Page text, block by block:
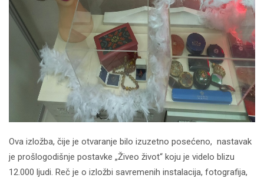
Ova izložba, čije je otvaranje bilo izuzetno posećeno, nastavak
je prošlogodišnje postavke „Živeo život“ koju je videlo blizu
12.000 ljudi. Reč je o izložbi savremenih instalacija, fotografija,